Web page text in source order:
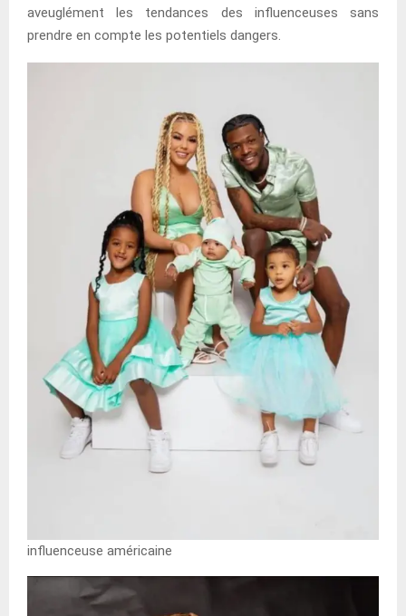
aveuglément les tendances des influenceuses sans
prendre en compte les potentiels dangers.
influenceuse américaine